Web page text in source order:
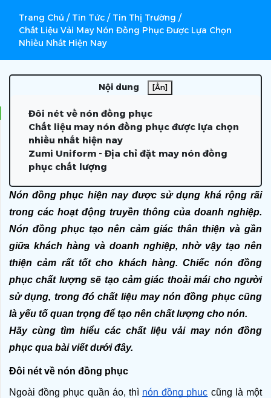
Trang Chủ / Tin Tức / Tin Thị Trường /
Chất Liệu Vải May Nón Đồng Phục Được Lựa Chọn
Nhiều Nhất Hiện Nay
Nội dung [Ẩn]
Đôi nét về nón đồng phục
Chất liệu may nón đồng phục được lựa chọn
nhiều nhất hiện nay
Zumi Uniform - Địa chỉ đặt may nón đồng
phục chất lượng
Nón đồng phục hiện nay được sử dụng khá rộng rãi
trong các hoạt động truyền thông của doanh nghiệp.
Nón đồng phục tạo nên cảm giác thân thiện và gần
giữa khách hàng và doanh nghiệp, nhờ vậy tạo nên
thiện cảm rất tốt cho khách hàng. Chiếc nón đồng
phục chất lượng sẽ tạo cảm giác thoải mái cho người
sử dụng, trong đó chất liệu may nón đồng phục cũng
là yếu tố quan trọng để tạo nên chất lượng cho nón.
Hãy cùng tìm hiểu các chất liệu vải may nón đồng
phục qua bài viết dưới đây.
Đôi nét về nón đồng phục
Ngoài đồng phục quần áo, thì nón đồng phục cũng là một